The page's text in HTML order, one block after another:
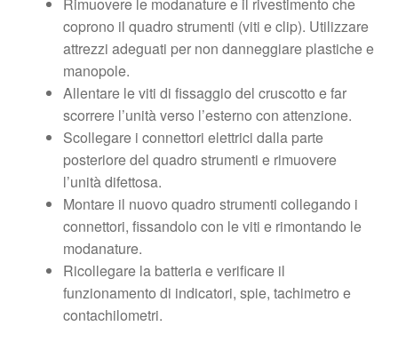
Rimuovere le modanature e il rivestimento che
coprono il quadro strumenti (viti e clip). Utilizzare
attrezzi adeguati per non danneggiare plastiche e
manopole.
Allentare le viti di fissaggio del cruscotto e far
scorrere l’unità verso l’esterno con attenzione.
Scollegare i connettori elettrici dalla parte
posteriore del quadro strumenti e rimuovere
l’unità difettosa.
Montare il nuovo quadro strumenti collegando i
connettori, fissandolo con le viti e rimontando le
modanature.
Ricollegare la batteria e verificare il
funzionamento di indicatori, spie, tachimetro e
contachilometri.